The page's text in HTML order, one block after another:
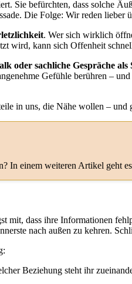
Sie befürchten, dass solche
Die Folge: Wir reden lieber
. Wer sich wirklich
wird, kann sich Offenheit
oder sachliche Gespräche als
Gefühle berühren –
in uns, die Nähe wollen – und
In einem weiteren Artikel geht
mit, dass ihre Informationen
nach außen zu kehren.
Beziehung steht ihr